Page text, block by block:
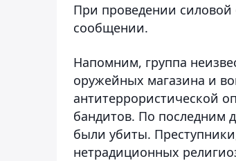
При проведении силовой
сообщении.
Напомним, группа
оружейных магазина и
антитеррористической
бандитов. По последним
были убиты.
нетрадиционных